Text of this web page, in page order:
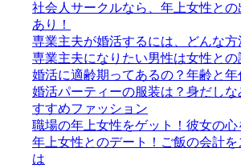
社会人サークルなら、年上女性と
あり！
専業主夫が婚活するには、どんな方
専業主夫になりたい男性は女性との
婚活に適齢期ってあるの？年齢と
婚活パーティーの服装は？身だし
すすめファッション
職場の年上女性をゲット！彼女の心
年上女性とのデート！ご飯の会計
は